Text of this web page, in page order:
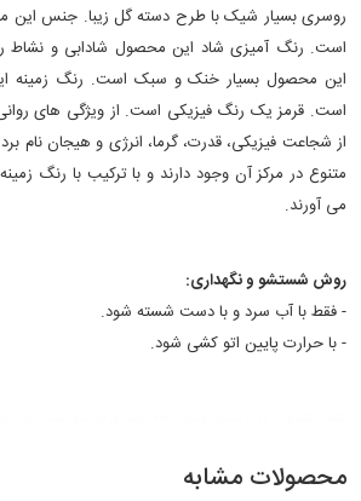
روسری بسیار شیک با طرح دسته گل زیبا. جنس این
است. رنگ آمیزی شاد این محصول شادابی و نشاط را
این محصول بسیار خنک و سبک است. رنگ زمینه
است. قرمز یک رنگ فیزیکی است. از ویژگی های
از شجاعت فیزیکی، قدرت، گرما، انرژی و هیجان نام
متنوع در مرکز آن وجود دارند و با ترکیب با رنگ
می آورند.
روش شستشو و نگهداری:
- فقط با آب سرد و با دست شسته شود.
- با حرارت پایین اتو کشی شود.
محصولات مشابه